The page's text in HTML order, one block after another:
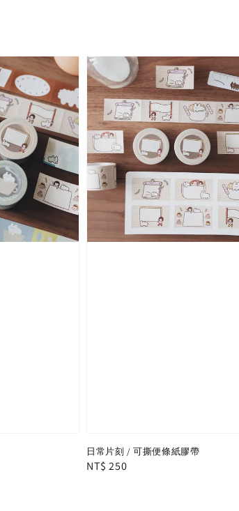
日常片刻 / 可撕便條紙膠帶
Regular
NT$ 250